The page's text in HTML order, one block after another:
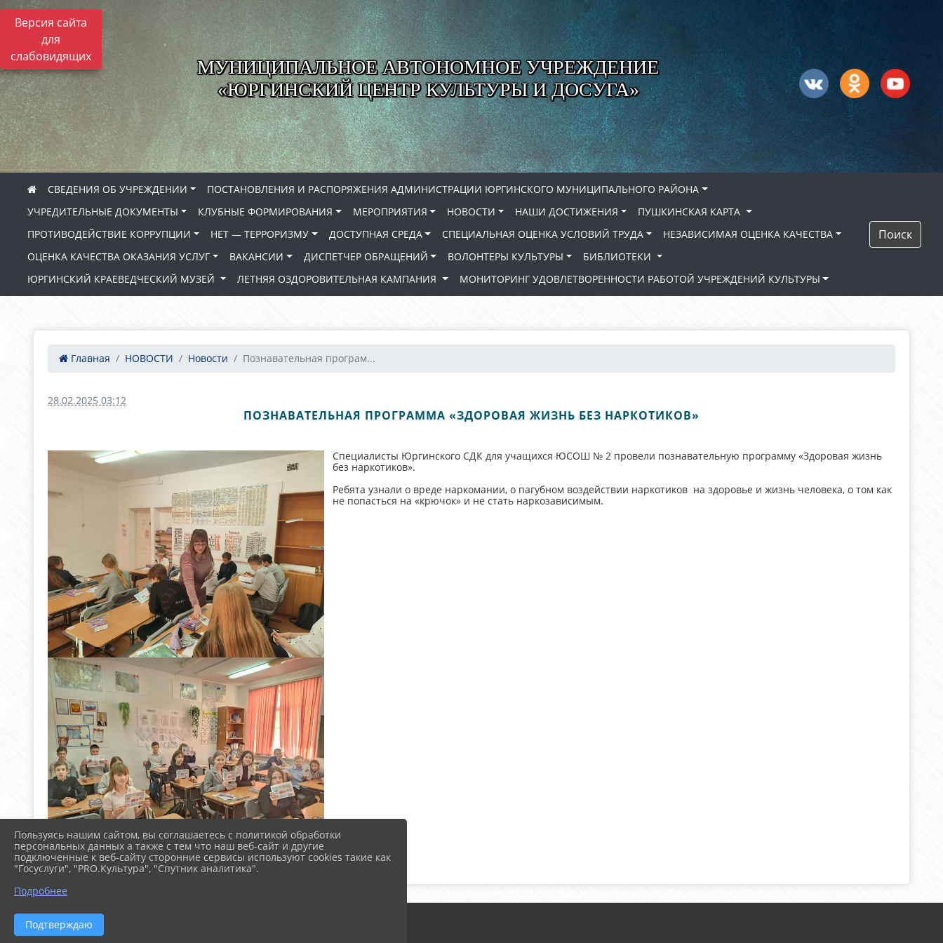
Версия сайта
для
слабовидящих
МУНИЦИПАЛЬНОЕ АВТОНОМНОЕ УЧРЕЖДЕНИЕ
«ЮРГИНСКИЙ ЦЕНТР КУЛЬТУРЫ И ДОСУГА»
СВЕДЕНИЯ ОБ УЧРЕЖДЕНИИ
ПОСТАНОВЛЕНИЯ И РАСПОРЯЖЕНИЯ АДМИНИСТРАЦИИ ЮРГИНСКОГО МУНИЦИПАЛЬНОГО РАЙОНА
УЧРЕДИТЕЛЬНЫЕ ДОКУМЕНТЫ
КЛУБНЫЕ ФОРМИРОВАНИЯ МЕРОПРИЯТИЯ НОВОСТИ НАШИ ДОСТИЖЕНИЯ
ПУШКИНСКАЯ КАРТА
ПРОТИВОДЕЙСТВИЕ КОРРУПЦИИ
НЕТ — ТЕРРОРИЗМУ ДОСТУПНАЯ СРЕДА СПЕЦИАЛЬНАЯ ОЦЕНКА УСЛОВИЙ ТРУДА
НЕЗАВИСИМАЯ ОЦЕНКА КАЧЕСТВА
ОЦЕНКА КАЧЕСТВА ОКАЗАНИЯ УСЛУГ
ВАКАНСИИ ДИСПЕТЧЕР ОБРАЩЕНИЙ ВОЛОНТЕРЫ КУЛЬТУРЫ
БИБЛИОТЕКИ
ЮРГИНСКИЙ КРАЕВЕДЧЕСКИЙ МУЗЕЙ
ЛЕТНЯЯ ОЗДОРОВИТЕЛЬНАЯ КАМПАНИЯ МОНИТОРИНГ УДОВЛЕТВОРЕННОСТИ РАБОТОЙ УЧРЕЖДЕНИЙ КУЛЬТУРЫ
Поиск
Главная НОВОСТИ Новости Познавательная програм...
28.02.2025 03:12
ПОЗНАВАТЕЛЬНАЯ ПРОГРАММА «ЗДОРОВАЯ ЖИЗНЬ БЕЗ НАРКОТИКОВ»
Специалисты Юргинского СДК для учащихся ЮСОШ № 2 провели познавательную программу «Здоровая жизнь
без наркотиков».
Ребята узнали о вреде наркомании, о пагубном воздействии наркотиков на здоровье и жизнь человека, о том как
не попасться на «крючок» и не стать наркозависимым.
Пользуясь нашим сайтом, вы соглашаетесь с политикой обработки
персональных данных а также с тем что наш веб-сайт и другие
подключенные к веб-сайту сторонние сервисы используют cookies такие как
"Госуслуги", "PRO.Культура", "Спутник аналитика".
Подробнее
Подтверждаю